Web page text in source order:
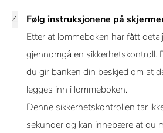
Følg instruksjonene på
Etter at lommeboken har fått
gjennomgå en
du gir banken din beskjed om at
legges inn i lommeboken.
Denne sikkerhetskontrollen tar
sekunder og kan innebære at du